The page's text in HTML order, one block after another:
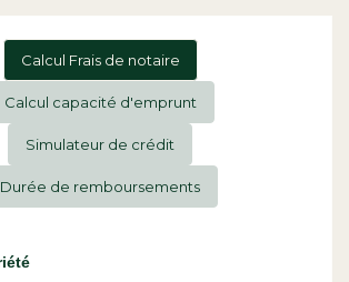
Calcul Frais de notaire
Calcul capacité d'emprunt
Simulateur de crédit
Durée de remboursements